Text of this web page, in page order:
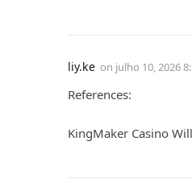
liy.ke on julho 10, 2026
References:
KingMaker Casino